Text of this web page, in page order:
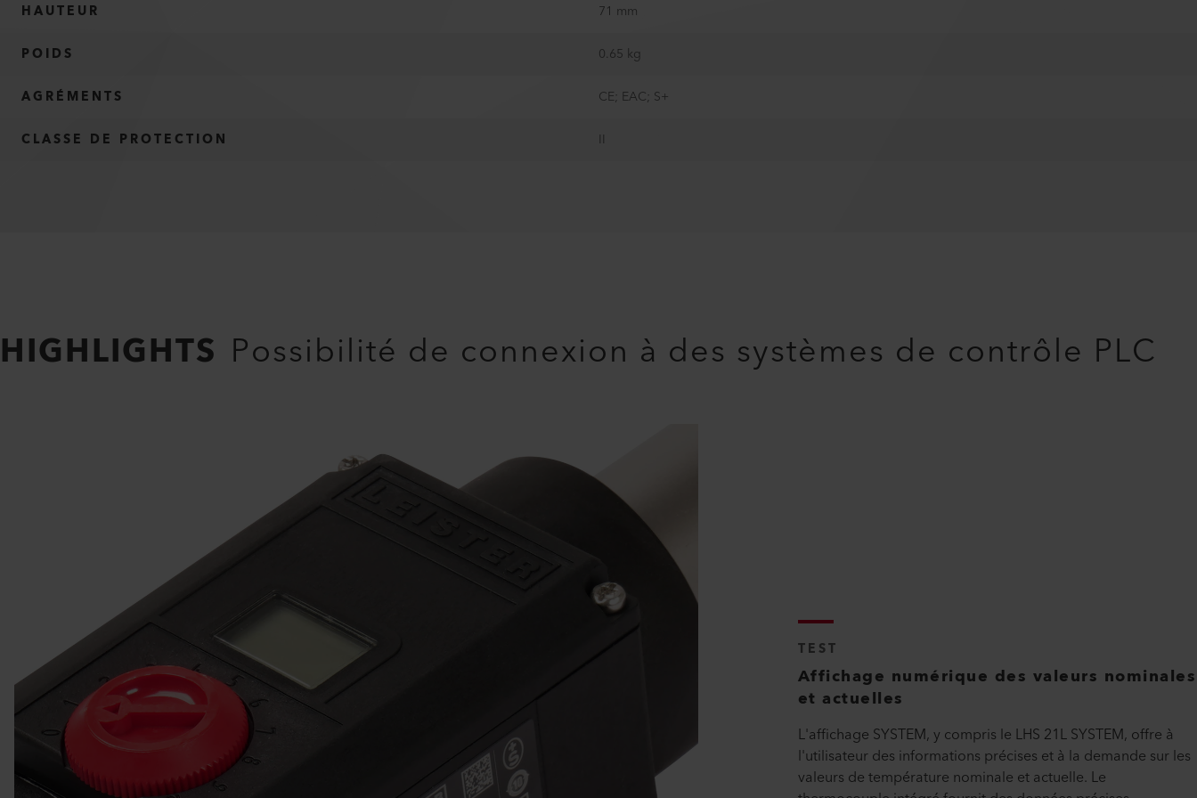
HAUTEUR
71 mm
POIDS
0.65 kg
AGRÉMENTS
CE; EAC; S+
CLASSE DE PROTECTION
II
HIGHLIGHTS Possibilité de connexion à des systèmes de contrôle PLC
TEST
Affichage numérique des valeurs nominales
et actuelles
L'affichage SYSTEM, y compris le LHS 21L SYSTEM, offre à
l'utilisateur des informations précises et à la demande sur les
valeurs de température nominale et actuelle. Le